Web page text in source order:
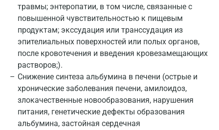
травмы; энтеропатии, в том числе, связанные с
повышенной чувствительностью к пищевым
продуктам; экссудация или транссудация из
эпителиальных поверхностей или полых органов,
после кровотечения и введения кровезамещающих
растворов;).
Снижение синтеза альбумина в печени (острые и
хронические заболевания печени, амилоидоз,
злокачественные новообразования, нарушения
питания, генетические дефекты образования
альбумина, застойная сердечная
Астрахань
Балашиха
Барнаул
Брянск
Великий Новгород
Видное
Владимир